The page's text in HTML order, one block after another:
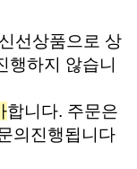
선상품으로 상
행하지 않습니
합니다. 주문은
의진행됩니다